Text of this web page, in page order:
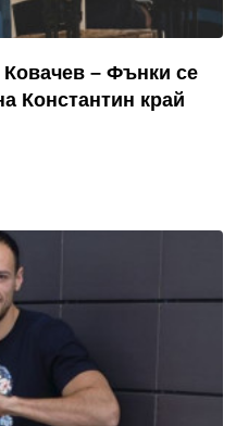
– Фънки се
Константин край